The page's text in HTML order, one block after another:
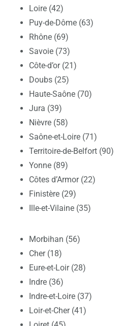
Loire (42)
Puy-de-Dôme (63)
Rhône (69)
Savoie (73)
Côte-d’or (21)
Doubs (25)
Haute-Saône (70)
Jura (39)
Nièvre (58)
Saône-et-Loire (71)
Territoire-de-Belfort (90)
Yonne (89)
Côtes d’Armor (22)
Finistère (29)
Ille-et-Vilaine (35)
Morbihan (56)
Cher (18)
Eure-et-Loir (28)
Indre (36)
Indre-et-Loire (37)
Loir-et-Cher (41)